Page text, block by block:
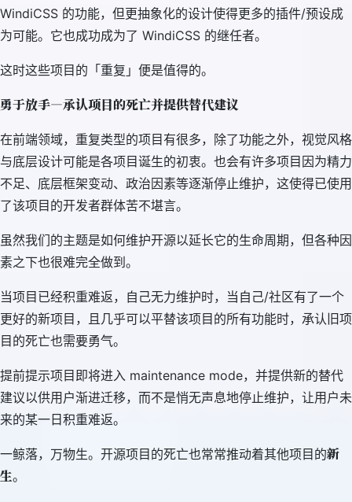
WindiCSS 的功能，但更抽象化的设计使得更多的插件/预设成
为可能。它也成功成为了 WindiCSS 的继任者。
这时这些项目的「重复」便是值得的。
勇于放手—承认项目的死亡并提供替代建议
在前端领域，重复类型的项目有很多，除了功能之外，视觉风格
与底层设计可能是各项目诞生的初衷。也会有许多项目因为精力
不足、底层框架变动、政治因素等逐渐停止维护，这使得已使用
了该项目的开发者群体苦不堪言。
虽然我们的主题是如何维护开源以延长它的生命周期，但各种因
素之下也很难完全做到。
当项目已经积重难返，自己无力维护时，当自己/社区有了一个
更好的新项目，且几乎可以平替该项目的所有功能时，承认旧项
目的死亡也需要勇气。
提前提示项目即将进入 maintenance mode，并提供新的替代
建议以供用户渐进迁移，而不是悄无声息地停止维护，让用户未
来的某一日积重难返。
一鲸落，万物生。开源项目的死亡也常常推动着其他项目的新
生。